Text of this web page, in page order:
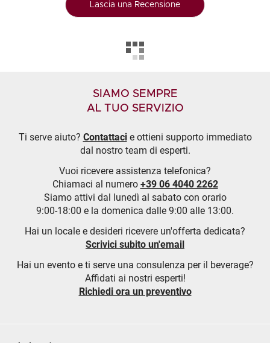
Lascia una Recensione
SIAMO SEMPRE
AL TUO SERVIZIO
Ti serve aiuto? Contattacie ottieni supporto immediato
dal nostro team di esperti.
Vuoi ricevere assistenza telefonica?
Chiamaci al numero +39 06 4040 2262
Siamo attivi dal lunedì al sabato con orario
9:00-18:00 e la domenica dalle 9:00 alle 13:00.
Hai un locale e desideri ricevere un'offerta dedicata?
Scrivici subito un'email
Hai un evento e ti serve una consulenza per il beverage?
Affidati ai nostri esperti!
Richiedi ora un preventivo